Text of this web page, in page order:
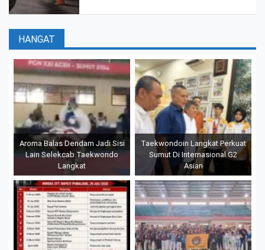
HANGAT
Aroma Balas Dendam Jadi Sisi
Lain Selekcab Taekwondo
Langkat
Taekwondoin Langkat Perkuat
Sumut Di Internasional G2
Asian